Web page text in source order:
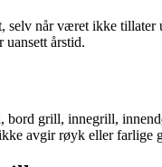
selv når været ikke
årstid.
grill, innegrill,
avgir røyk eller farlige